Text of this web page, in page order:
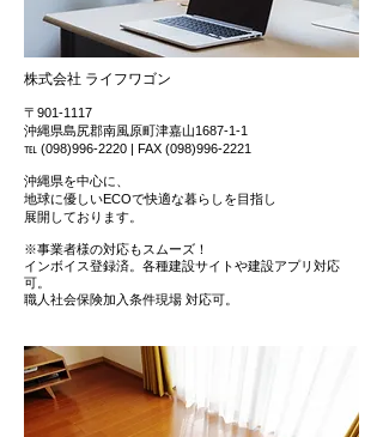
株式会社 ライフワゴン
〒901-1117
沖縄県島尻郡南風原町津嘉山1687-1-1
℡ (098)996-2220 ​ | FAX (098)996-2221
沖縄県を中心に、
地球に優しいECOで快適な暮らしを目指し
展開しております。
※事業者様の対応もスムーズ！
インボイス登録済。各種建設サイトや建設アプリ対応
可。
職人社会保険加入条件現場 対応可。